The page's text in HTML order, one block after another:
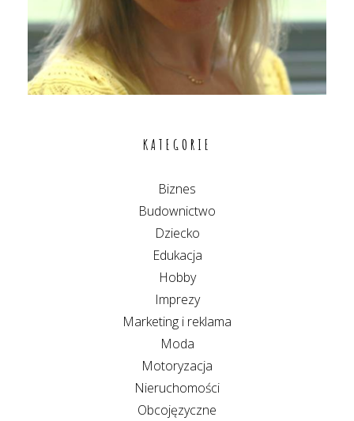
KATEGORIE
Biznes
Budownictwo
Dziecko
Edukacja
Hobby
Imprezy
Marketing i reklama
Moda
Motoryzacja
Nieruchomości
Obcojęzyczne